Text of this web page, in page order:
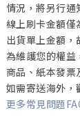
情況，將另行
線上刷卡金額僅
出貨單上金額，
為維護您的權益
商品、紙本發票
如需寄送海外，
更多常見問題